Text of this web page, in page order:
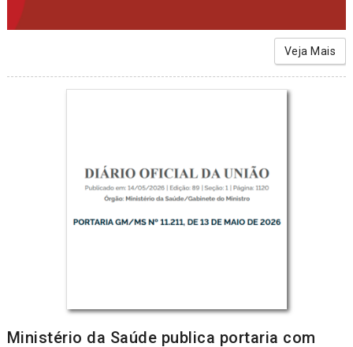
Veja Mais
Ministério da Saúde publica portaria com